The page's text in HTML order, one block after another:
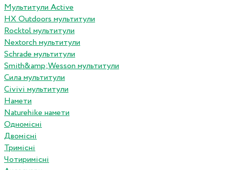
Мультитули Active
HX Outdoors мультитули
Rocktol мультитули
Nextorch мультитули
Schrade мультитули
Smith&amp;Wesson мультитули
Сила мультитули
Civivi мультитули
Намети
Naturehike намети
Одномісні
Двомісні
Тримісні
Чотиримісні